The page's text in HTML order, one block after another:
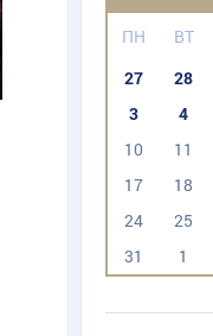
ПН ВТ
27
28
3
4
10
11
17
18
24
25
31
1